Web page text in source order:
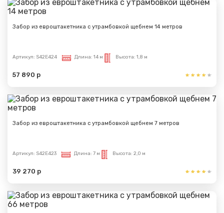
Забор из евроштакетника с утрамбовкой щебнем 14 метров
Артикул: S42E424 Длина: 14 м Высота: 1,8 м
57 890 р
Забор из евроштакетника с утрамбовкой щебнем 7 метров
Артикул: S42E423 Длина: 7 м Высота: 2,0 м
39 270 р